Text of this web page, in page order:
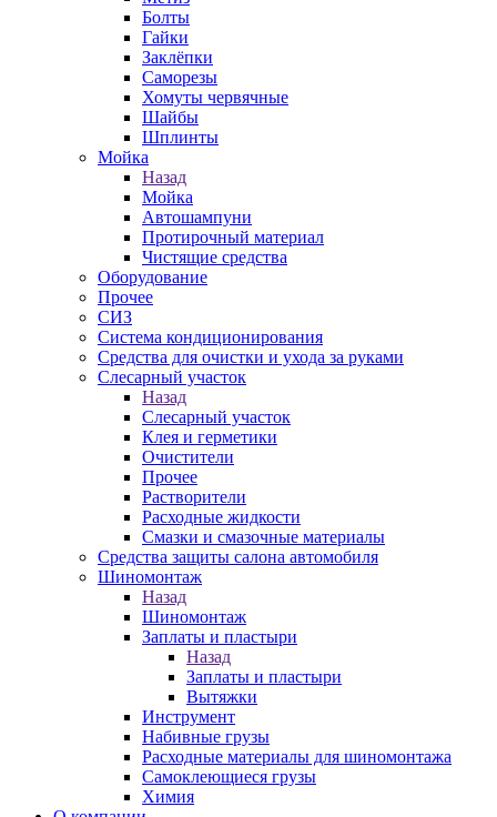
Болты
Гайки
Заклёпки
Саморезы
Хомуты червячные
Шайбы
Шплинты
Мойка
Назад
Мойка
Автошампуни
Протирочный материал
Чистящие средства
Оборудование
Прочее
СИЗ
Система кондиционирования
Средства для очистки и ухода за руками
Слесарный участок
Назад
Слесарный участок
Клея и герметики
Очистители
Прочее
Растворители
Расходные жидкости
Смазки и смазочные материалы
Средства защиты салона автомобиля
Шиномонтаж
Назад
Шиномонтаж
Заплаты и пластыри
Назад
Заплаты и пластыри
Вытяжки
Инструмент
Набивные грузы
Расходные материалы для шиномонтажа
Самоклеющиеся грузы
Химия